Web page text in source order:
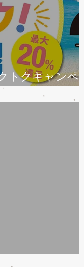
トクキャンペー
理受付終了